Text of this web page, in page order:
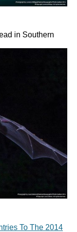
in Southern
To The 2014